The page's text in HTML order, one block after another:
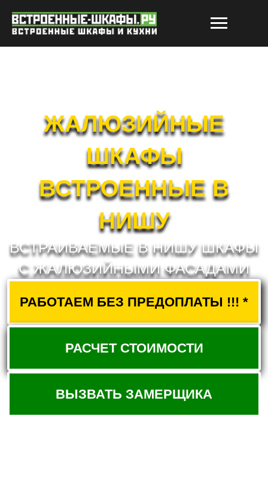
ШКАФЫ
ВСТРОЕННЫЕ В
НИШУ
С ЖАЛЮЗИЙНЫМИ ФАСАДАМИ
РАБОТАЕМ БЕЗ ПРЕДОПЛАТЫ !!! *
РАСЧЕТ СТОИМОСТИ
ВЫЗВАТЬ ЗАМЕРЩИКА